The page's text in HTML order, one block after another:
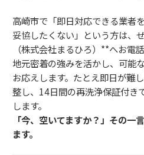
高崎市で「即日対応できる業者
妥協したくない」という方は、
（株式会社まるひろ）**へお電
地元密着の強みを活かし、可能
お応えします。たとえ即日が難
整し、14日間の再洗浄保証付き
します。
「今、空いてますか？」その一
ます。